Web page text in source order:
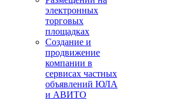
электронных
торговых
площадках
Создание и
продвижение
компании в
сервисах частных
объявлений ЮЛА
и АВИТО